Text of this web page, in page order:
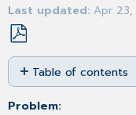
Last updated Apr
Save
as
PDF
Table of contents
Problem: